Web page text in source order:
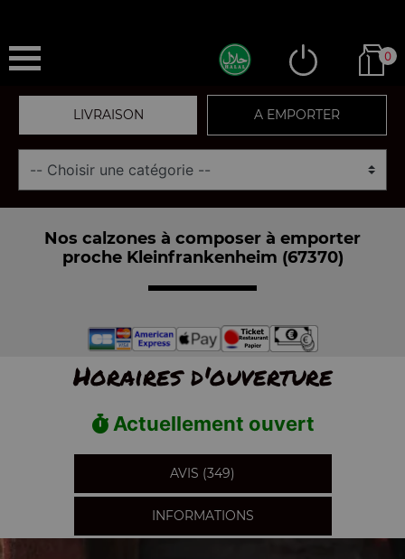
0
LIVRAISON A EMPORTER
Nos calzones à composer à emporter
proche Kleinfrankenheim (67370)
Horaires d'ouverture
Actuellement ouvert
AVIS (349)
INFORMATIONS